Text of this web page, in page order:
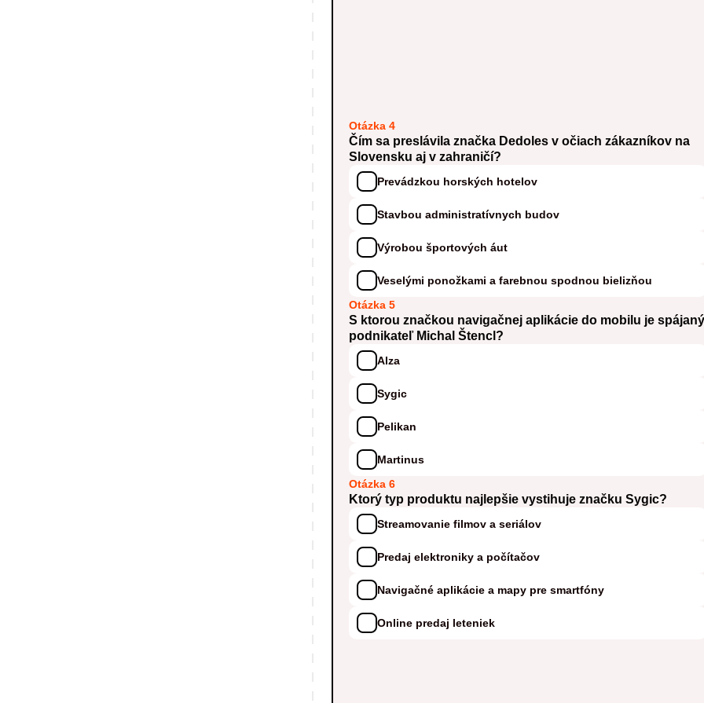
Otázka 4
Čím sa preslávila značka Dedoles v očiach zákazníkov na
Slovensku aj v zahraničí?
Prevádzkou horských hotelov
Stavbou administratívnych budov
Výrobou športových áut
Veselými ponožkami a farebnou spodnou bielizňou
Otázka 5
S ktorou značkou navigačnej aplikácie do mobilu je spájaný
podnikateľ Michal Štencl?
Alza
Sygic
Pelikan
Martinus
Otázka 6
Ktorý typ produktu najlepšie vystihuje značku Sygic?
Streamovanie filmov a seriálov
Predaj elektroniky a počítačov
Navigačné aplikácie a mapy pre smartfóny
Online predaj leteniek